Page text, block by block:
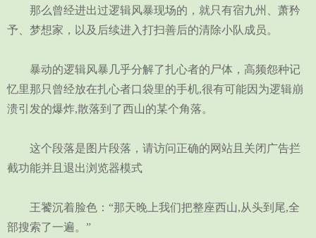
那么曾经进出过逻辑风暴现场的，就只有宿九州、萧矜
予、梦想家，以及后续进入打扫善后的清除小队成员。
暴动的逻辑风暴几乎分解了扎心者的尸体，高频怨种记
忆里那只曾经放在扎心者口袋里的手机,很有可能因为逻辑崩
溃引发的爆炸,散落到了西山的某个角落。
这个段落是图片段落，请访问正确的网站且关闭广告拦
截功能并且退出浏览器模式
王饕沉着脸色：“那天晚上我们把整座西山,从头到尾,全
部搜索了一遍。”